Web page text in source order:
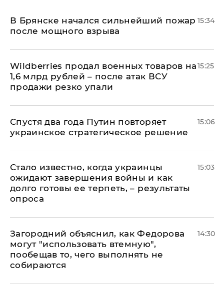
В Брянске начался сильнейший пожар
после мощного взрыва
15:34
​Wildberries продал военных товаров на
1,6 млрд рублей – после атак ВСУ
продажи резко упали
15:25
Спустя два года Путин повторяет
украинское стратегическое решение
15:06
Стало известно, когда украинцы
ожидают завершения войны и как
долго готовы ее терпеть, – результаты
опроса
15:03
Загородний объяснил, как Федорова
могут "использовать втемную",
пообещав то, чего выполнять не
собираются
14:30